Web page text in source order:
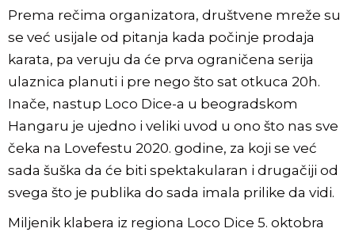
Prema rečima organizatora, društvene mreže su
se već usijale od pitanja kada počinje prodaja
karata, pa veruju da će prva ograničena serija
ulaznica planuti i pre nego što sat otkuca 20h.
Inače, nastup Loco Dice-a u beogradskom
Hangaru je ujedno i veliki uvod u ono što nas sve
čeka na Lovefestu 2020. godine, za koji se već
sada šuška da će biti spektakularan i drugačiji od
svega što je publika do sada imala prilike da vidi.
Miljenik klabera iz regiona Loco Dice 5. oktobra